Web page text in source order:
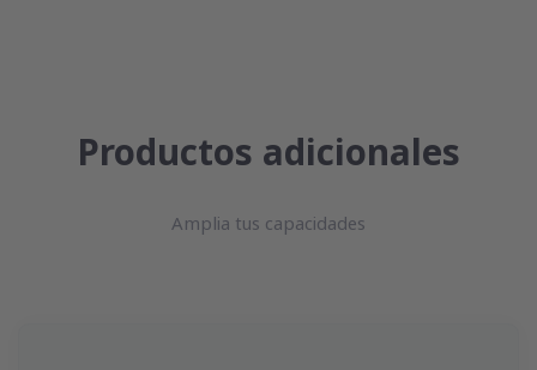
Productos adicionales
Amplia tus capacidades